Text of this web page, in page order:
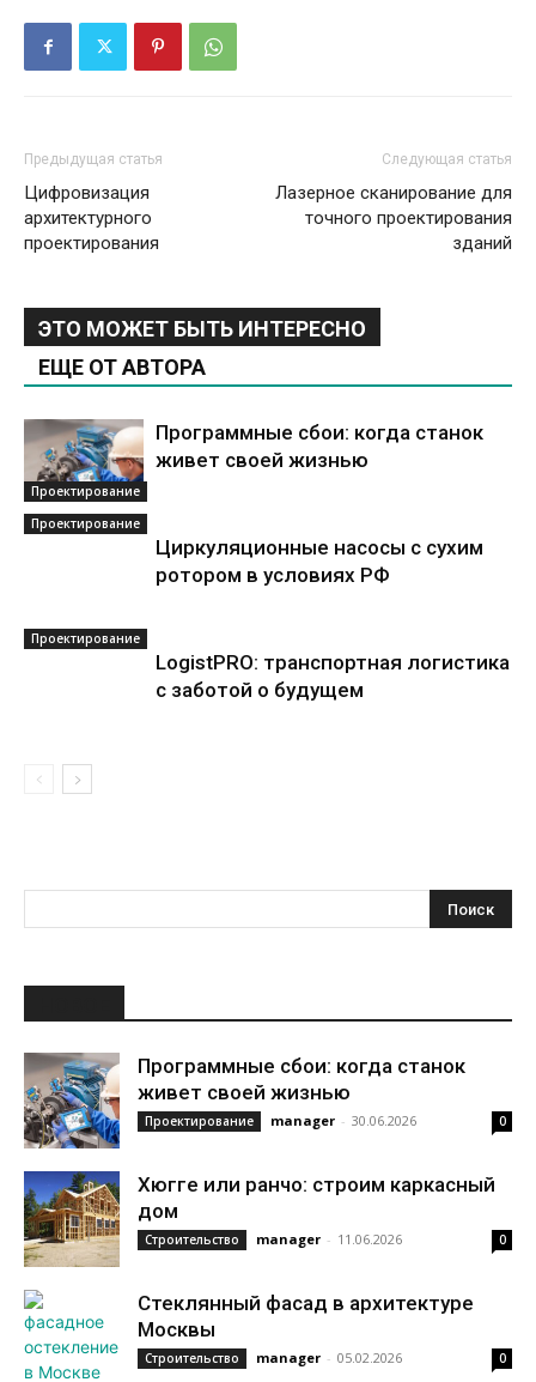
Предыдущая статья
Цифровизация
архитектурного
проектирования
Следующая статья
Лазерное сканирование для
точного проектирования
зданий
ЭТО МОЖЕТ БЫТЬ ИНТЕРЕСНО
ЕЩЕ ОТ АВТОРА
Проектирование
Программные сбои: когда станок
живет своей жизнью
Проектирование
Циркуляционные насосы с сухим
ротором в условиях РФ
Проектирование
LogistPRO: транспортная логистика
с заботой о будущем
Программные сбои: когда станок
живет своей жизнью
Проектирование manager - 30.06.2026 0
Хюгге или ранчо: строим каркасный
дом
Строительство manager - 11.06.2026 0
Стеклянный фасад в архитектуре
Москвы
Строительство manager - 05.02.2026 0